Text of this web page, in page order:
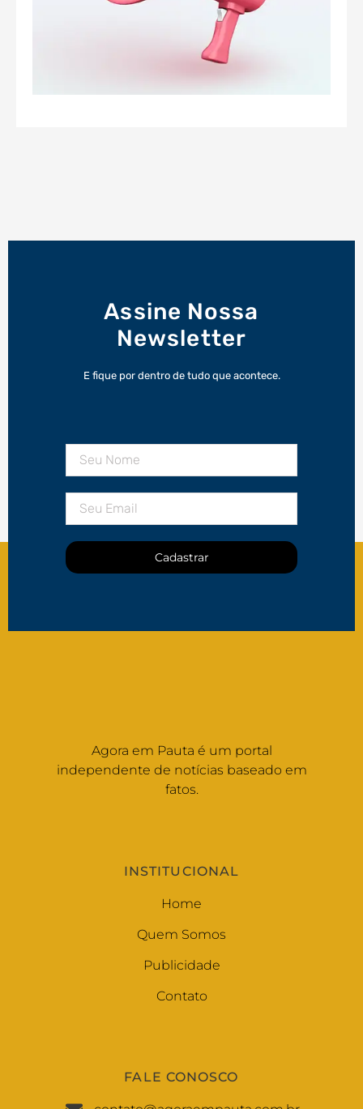
Assine Nossa
Newsletter
E fique por dentro de tudo que acontece.
Cadastrar
Agora em Pauta é um portal
independente de notícias baseado em
fatos.
INSTITUCIONAL
Home
Quem Somos
Publicidade
Contato
FALE CONOSCO